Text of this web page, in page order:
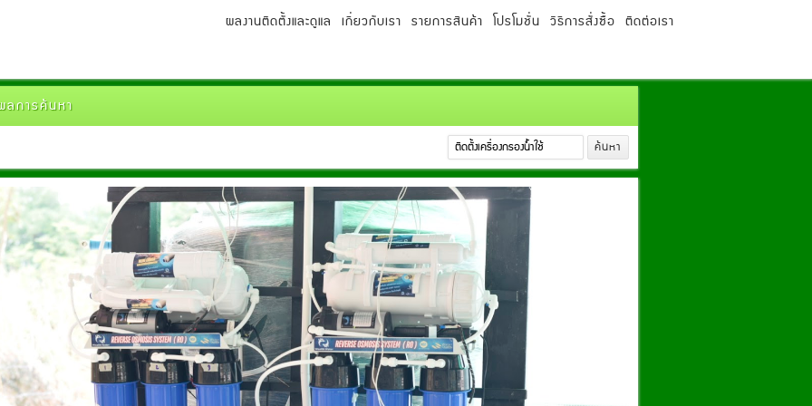
ติดต่อเรา
วิธีการสั่งซื้อ
โปรโมชั่น
รายการสินค้า
เกี่ยวกับเรา
ผลงานติดตั้งและดูแล
ลการค้นหา